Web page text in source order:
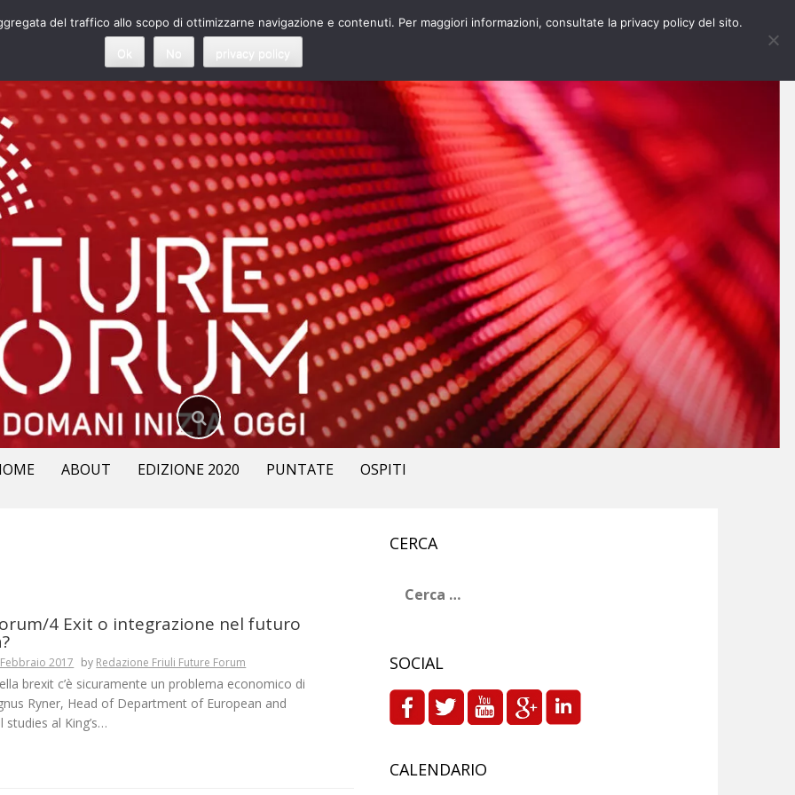
ABOUT EDIZIONE 2020 PUNTATE OSPITI
4 Exit o integrazione nel futuro
2017 by Redazione Friuli Future Forum
brexit c’è sicuramente un problema economico di
Ryner, Head of Department of European and
studies al King’s…
CERCA
per:
SOCIAL
CALENDARIO
del traffico allo scopo di ottimizzarne navigazione e contenuti. Per maggiori informazioni, consultate la privacy policy del sito.